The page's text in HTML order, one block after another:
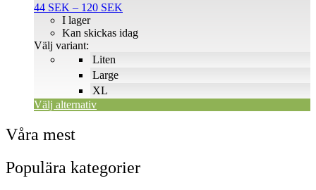
44 SEK – 120 SEK
till
Liten
Large
XL
I lager
Kan skickas idag
Välj variant:
Välj alternativ
varianter.
olika
alternativen
produktsidan
Våra mest
Populära kategorier